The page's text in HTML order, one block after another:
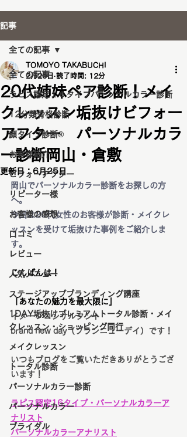
記事
全ての記事
ラピス認定１６タイプパーソナルカラー診断
12分類骨格診断
顔タイプ診断®️
お客様紹介
ビフォーアフター
リピーター様
お客様の感想
口コミ
レビュー
人気メニュー
ステージアップブランディング講座
1DAY垢抜けプレミアムトータル診断・メイ
クレッスン・ショッピング同行
メイクレッスン
トータル診断
パーソナルカラー診断
パーソナルカラー
ブライダル
全ての記事
20代姉妹ペア診断！メイ
クレッスン垢抜けビフォー
アフター パーソナルカラ
ー診断岡山・倉敷
TOMOYO TAKABUCHI
2月25日 読了時間: 12分
更新日：6月25日
岡山でパーソナルカラー診断をお探しの方
へ。
今回は20代女性のお客様が診断・メイクレ
ッスンを受けて垢抜けた事例をご紹介しま
す。
こんばんは！
「あなたの魅力を最大限に」
イメージコンサルタント
brand new day（ブランニューデイ）です！
いつもブログをご覧いただきありがとうござ
います！
ラピス認定16タイプ・パーソナルカラーア
ナリスト
パーソナルカラーアナリスト